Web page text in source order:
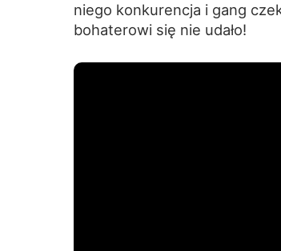
niego konkurencja i gang
bohaterowi się nie udało!